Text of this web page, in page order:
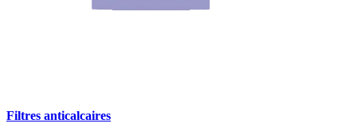
Filtres anticalcaires